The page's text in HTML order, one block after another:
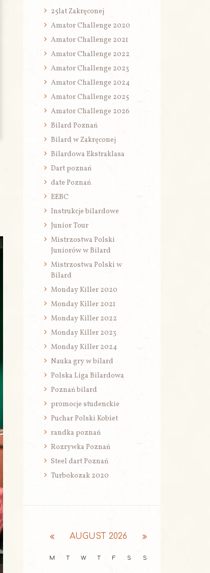
25lat Zakręconej
Amator Challenge 2020
Amator Challenge 2021
Amator Challenge 2022
Amator Challenge 2023
Amator Challenge 2024
Amator Challenge 2025
Amator Challenge 2026
Bilard Poznań
Bilard w Zakręconej
Bilardowa Ekstraklasa
Dart poznań
date Poznań
EEBC
Instrukcje bilardowe
Junior Tour
Mistrzostwa Polski
Juniorów w Bilard
Mistrzostwa Polski w
Bilard
Monday Killer 2020
Monday Killer 2021
Monday Killer 2022
Monday Killer 2023
Monday Killer 2024
Nauka gry w bilard
Polska Liga Bilardowa
Poznań bilard
promocje studenckie
Puchar Polski Kobiet
randka poznań
Rozrywka Poznań
Steel dart Poznań
Turbokozak 2020
AUGUST 2026
M T W T F S S